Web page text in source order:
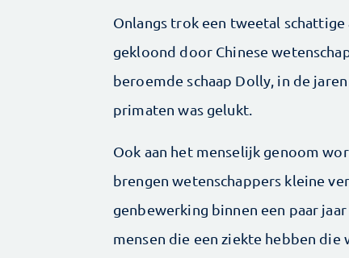
Onlangs trok een tweetal
gekloond door Chinese
beroemde schaap Dolly, in de
primaten was gelukt.
Ook aan het menselijk genoom
brengen wetenschappers kleine
genbewerking binnen een paar
mensen die een ziekte hebben